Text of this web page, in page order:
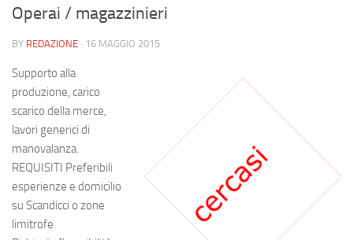
Operai / magazzinieri
BY REDAZIONE · 16 MAGGIO 2015
Supporto alla
produzione, carico
scarico della merce,
lavori generici di
manovalanza.
REQUISITI Preferibili
esperienze e domicilio
su Scandicci o zone
limitrofe